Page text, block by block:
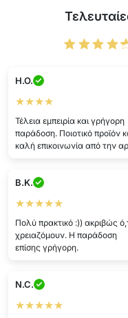
H.O.
★★★★
Τέλεια εμπειρία και γρήγορη
παράδοση. Ποιοτικό προϊόν
καλή επικοινωνία από την
B.K.
★★★★★
Πολύ πρακτικό :)) ακριβώς
χρειαζόμουν. Η παράδοση
επίσης γρήγορη.
N.C.
★★★★★